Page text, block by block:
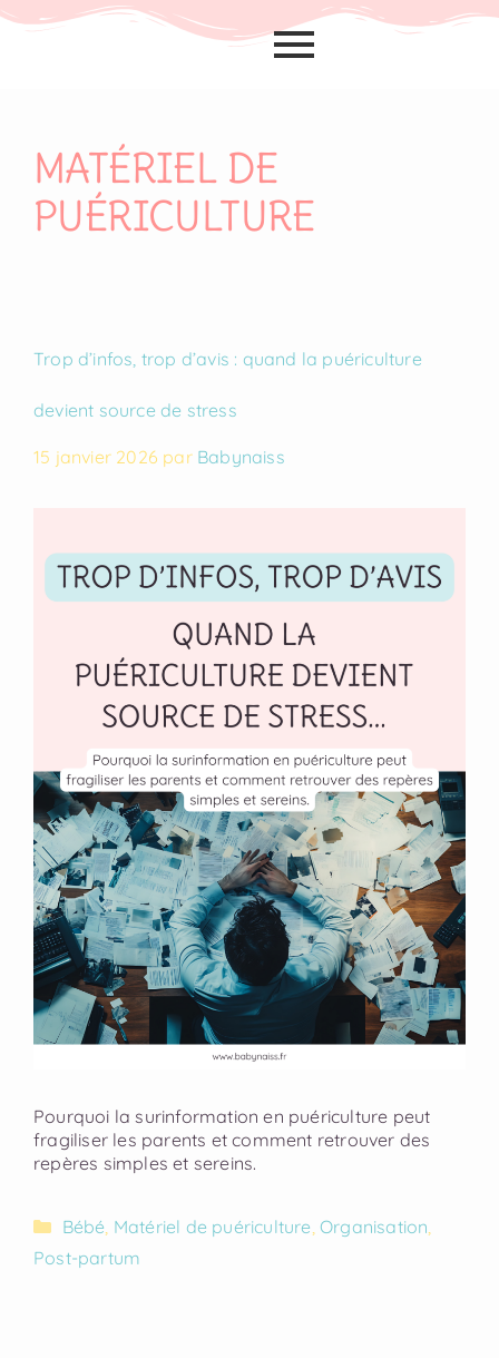
MATÉRIEL DE
PUÉRICULTURE
Trop d’infos, trop d’avis : quand la puériculture
devient source de stress
15 janvier 2026 par Babynaiss
Pourquoi la surinformation en puériculture peut
fragiliser les parents et comment retrouver des
repères simples et sereins.
Bébé, Matériel de puériculture,Organisation,
Post-partum